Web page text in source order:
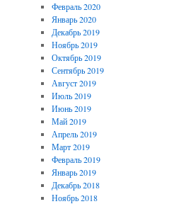
Февраль 2020
Январь 2020
Декабрь 2019
Ноябрь 2019
Октябрь 2019
Сентябрь 2019
Август 2019
Июль 2019
Июнь 2019
Май 2019
Апрель 2019
Март 2019
Февраль 2019
Январь 2019
Декабрь 2018
Ноябрь 2018